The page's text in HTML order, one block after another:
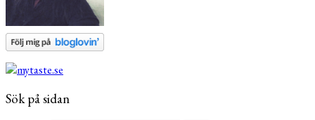
Sök på sidan